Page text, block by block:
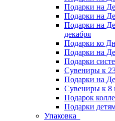
Подарки на
Подарки на
Подарки на
декабря
Подарки ко
Подарки на
Подарки
Сувениры к
Подарки на
Сувениры к 8
Подарок
Подарки
Упаковка